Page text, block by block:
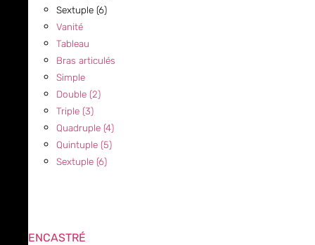
Sextuple (6)
Vanité
Tableau
Bras articulés
Simple
Double (2)
Triple (3)
Quadruple (4)
Quintuple (5)
Sextuple (6)
ENCASTRÉ